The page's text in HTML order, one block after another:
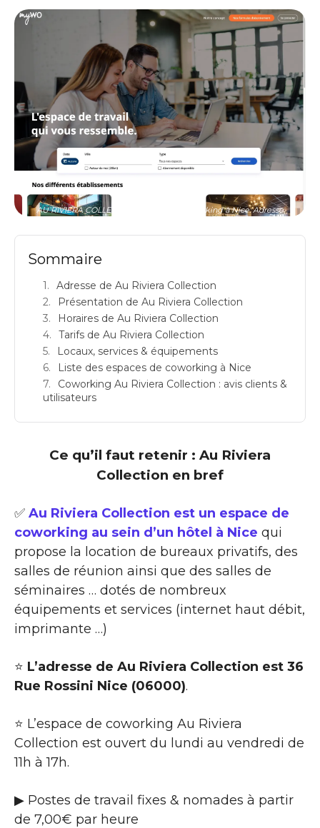
AU RIVIERA COLLECTION: espace de coworking à Nice: Adresse
Sommaire
Adresse de Au Riviera Collection
Présentation de Au Riviera Collection
Horaires de Au Riviera Collection
Tarifs de Au Riviera Collection
Locaux, services & équipements
Liste des espaces de coworking à Nice
Coworking Au Riviera Collection : avis clients &
utilisateurs
Ce qu’il faut retenir : Au Riviera
Collection en bref
✅ Au Riviera Collection est un espace de
coworking au sein d’un hôtel à Nice qui
propose la location de bureaux privatifs, des
salles de réunion ainsi que des salles de
séminaires … dotés de nombreux
équipements et services (internet haut débit,
imprimante …)
⭐ L’adresse de Au Riviera Collection est 36
Rue Rossini Nice (06000).
⭐ L’espace de coworking Au Riviera
Collection est ouvert du lundi au vendredi de
11h à 17h.
▶ Postes de travail fixes & nomades à partir
de 7,00€ par heure